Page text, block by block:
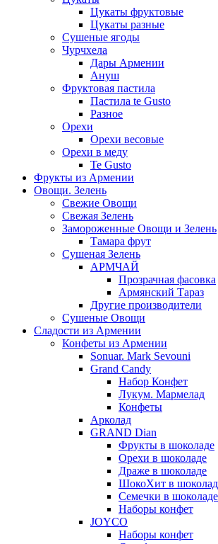
Цукаты фруктовые
Цукаты разные
Сушеные ягоды
Чурчхела
Дары Армении
Ануш
Фруктовая пастила
Пастила te Gusto
Разное
Орехи
Орехи весовые
Орехи в меду
Te Gusto
Фрукты из Армении
Овощи. Зелень
Свежие Овощи
Свежая Зелень
Замороженные Овощи и Зелень
Тамара фрут
Сушеная Зелень
АРМЧАЙ
Прозрачная фасовка
Армянский Тараз
Другие производители
Сушеные Овощи
Сладости из Армении
Конфеты из Армении
Sonuar. Mark Sevouni
Grand Candy
Набор Конфет
Лукум. Мармелад
Конфеты
Арколад
GRAND Dian
Фрукты в шоколаде
Орехи в шоколаде
Драже в шоколаде
ШокоХит в
Семечки в шоколаде
Наборы конфет
JOYCO
Наборы конфет